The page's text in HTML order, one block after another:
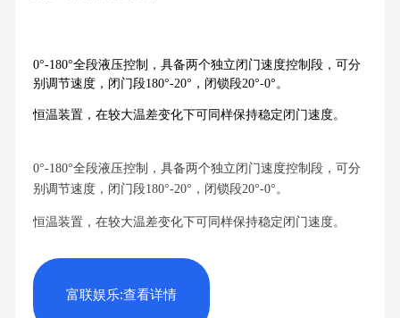
0°-180°全段液压控制，具备两个独立闭门速度控制段，可分
别调节速度，闭门段180°-20°，闭锁段20°-0°。
恒温装置，在较大温差变化下可同样保持稳定闭门速度。
0°-180°全段液压控制，具备两个独立闭门速度控制段，可分
别调节速度，闭门段180°-20°，闭锁段20°-0°。
恒温装置，在较大温差变化下可同样保持稳定闭门速度。
富联娱乐:查看详情